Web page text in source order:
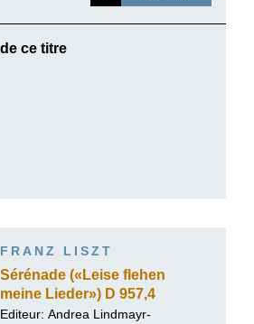
ce titre
FRANZ LISZT
Sérénade («Leise flehen
meine Lieder») D 957,4
Editeur: Andrea Lindmayr-